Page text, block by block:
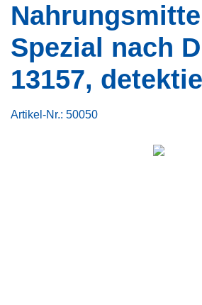
Nahrungsmittel
Spezial nach
13157,
Artikel-Nr.: 50050